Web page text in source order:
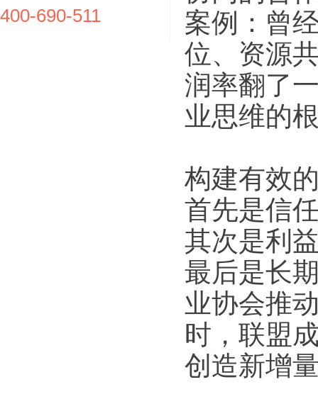
400-690-511
案例：曾
位、资源
润率翻了
业思维的
构建有效
首先是信
其次是利
最后是长
业协会推
时，联盟
创造新增